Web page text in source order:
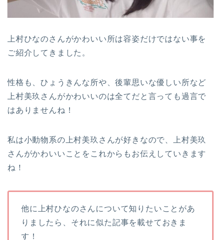
上村ひなのさんがかわいい所は容姿だけではない事を
ご紹介してきました。
性格も、ひょうきんな所や、後輩思いな優しい所など
上村美玖さんがかわいいのは全てだと言っても過言で
はありませんね！
私は小動物系の上村美玖さんが好きなので、上村美玖
さんがかわいいことをこれからもお伝えしていきます
ね！
他に上村ひなのさんについて知りたいことがあ
りましたら、それに似た記事を載せておきま
す！